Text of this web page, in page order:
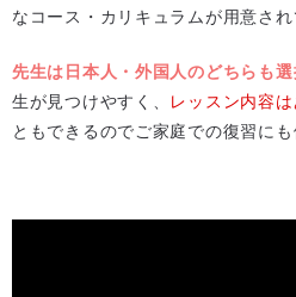
なコース・カリキュラムが用意され
先生は日本人・外国人のどちらも
生が見つけやすく、 レッスン内容
ともできるのでご家庭での復習にも